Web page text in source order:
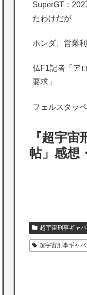
努力のおかげ」
る
出たあの親日
の為替介入再
のは韓国人
も感謝してる
海外「日本
衝撃
★【ワート
れたキャラの
SuperGT：
たわけだが
ホンダ、営業
仏F1記者「ア
要求」
フェルスタッ
『超宇
帖」感想
超宇宙刑事ギャ
超宇宙刑事ギャ